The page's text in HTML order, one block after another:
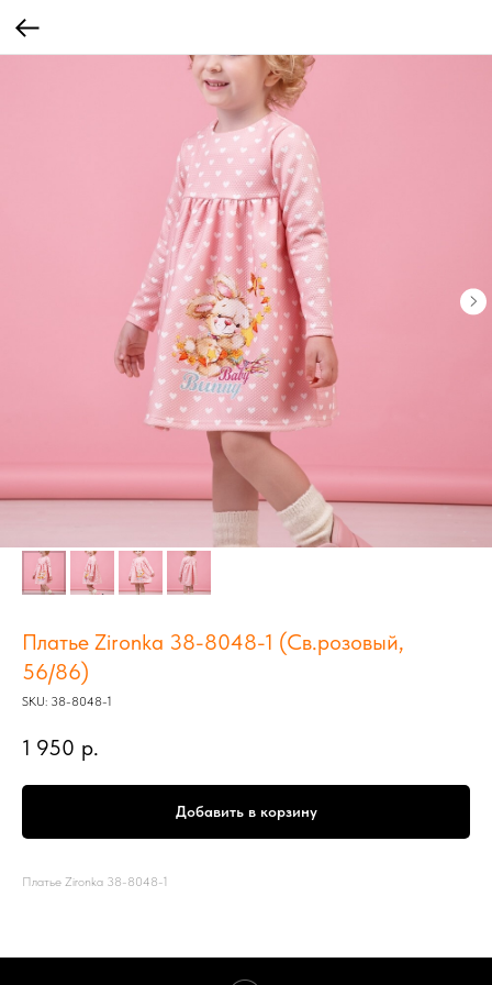
Платье Zironka 38-8048-1 (Св.розовый,
56/86)
SKU: 38-8048-1
1 950 р.
Добавить в корзину
Платье Zironka 38-8048-1